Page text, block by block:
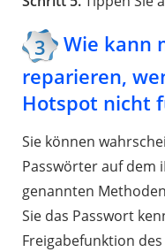
3
Wie kann
reparieren,
Hotspot nicht
Sie können
Passwörter auf dem
genannten
Sie das Passwort
Freigabefunktion